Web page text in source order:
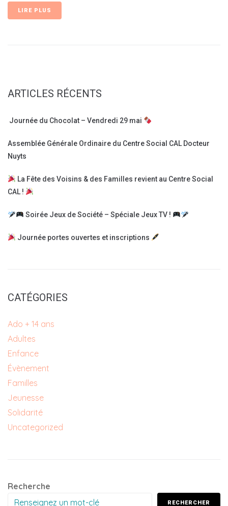
LIRE PLUS
ARTICLES RÉCENTS
Journée du Chocolat – Vendredi 29 mai
Assemblée Générale Ordinaire du Centre Social CAL Docteur
Nuyts
La Fête des Voisins & des Familles revient au Centre Social
CAL !
Soirée Jeux de Société – Spéciale Jeux TV !
Journée portes ouvertes et inscriptions
CATÉGORIES
Ado + 14 ans
Adultes
Enfance
Évènement
Familles
Jeunesse
Solidarité
Uncategorized
Recherche
RECHERCHER